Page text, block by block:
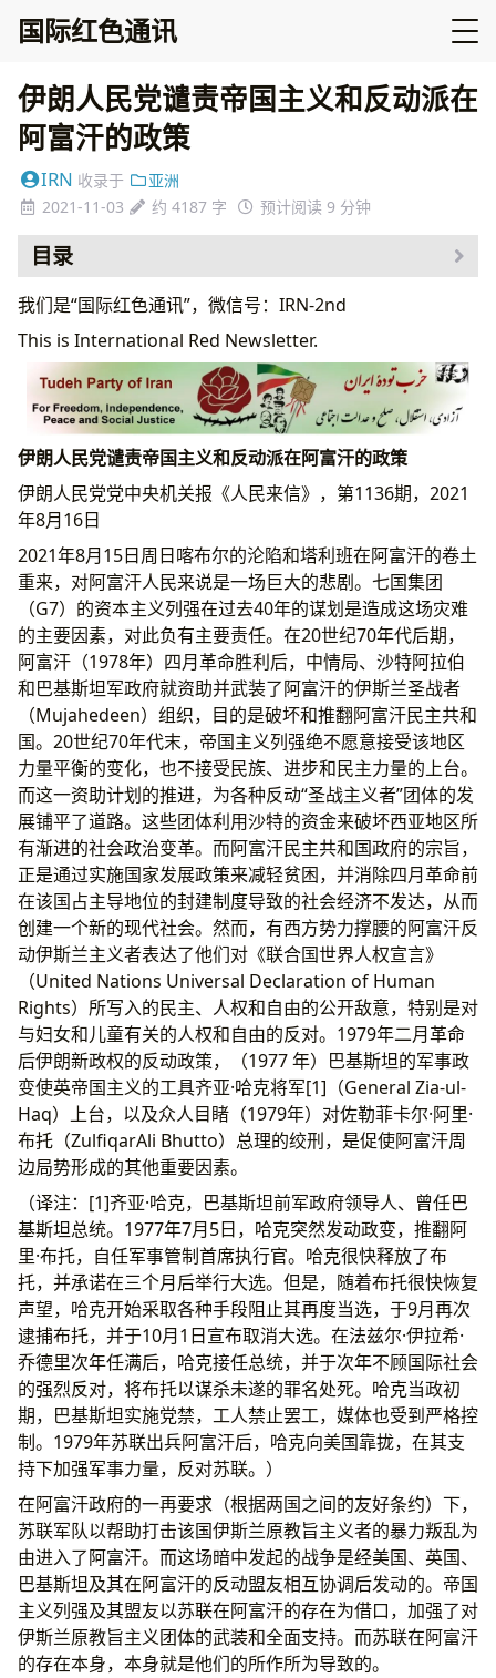
国际红色通讯
伊朗人民党谴责帝国主义和反动派在
阿富汗的政策
IRN 收录于
亚洲
2021-11-03
约 4187 字 预计阅读 9 分钟
目录
我们是“国际红色通讯”，微信号：IRN-2nd
This is International Red Newsletter.
伊朗人民党谴责帝国主义和反动派在阿富汗的政策
伊朗人民党党中央机关报《人民来信》，第1136期，2021
年8月16日
2021年8月15日周日喀布尔的沦陷和塔利班在阿富汗的卷土
重来，对阿富汗人民来说是一场巨大的悲剧。七国集团
（G7）的资本主义列强在过去40年的谋划是造成这场灾难
的主要因素，对此负有主要责任。在20世纪70年代后期，
阿富汗（1978年）四月革命胜利后，中情局、沙特阿拉伯
和巴基斯坦军政府就资助并武装了阿富汗的伊斯兰圣战者
（Mujahedeen）组织，目的是破坏和推翻阿富汗民主共和
国。20世纪70年代末，帝国主义列强绝不愿意接受该地区
力量平衡的变化，也不接受民族、进步和民主力量的上台。
而这一资助计划的推进，为各种反动“圣战主义者”团体的发
展铺平了道路。这些团体利用沙特的资金来破坏西亚地区所
有渐进的社会政治变革。而阿富汗民主共和国政府的宗旨，
正是通过实施国家发展政策来减轻贫困，并消除四月革命前
在该国占主导地位的封建制度导致的社会经济不发达，从而
创建一个新的现代社会。然而，有西方势力撑腰的阿富汗反
动伊斯兰主义者表达了他们对《联合国世界人权宣言》
（United Nations Universal Declaration of Human
Rights）所写入的民主、人权和自由的公开敌意，特别是对
与妇女和儿童有关的人权和自由的反对。1979年二月革命
后伊朗新政权的反动政策，（1977 年）巴基斯坦的军事政
变使英帝国主义的工具齐亚·哈克将军[1]（General Zia-ul-
Haq）上台，以及众人目睹（1979年）对佐勒菲卡尔·阿里·
布托（ZulfiqarAli Bhutto）总理的绞刑，是促使阿富汗周
边局势形成的其他重要因素。
（译注：[1]齐亚·哈克，巴基斯坦前军政府领导人、曾任巴
基斯坦总统。1977年7月5日，哈克突然发动政变，推翻阿
里·布托，自任军事管制首席执行官。哈克很快释放了布
托，并承诺在三个月后举行大选。但是，随着布托很快恢复
声望，哈克开始采取各种手段阻止其再度当选，于9月再次
逮捕布托，并于10月1日宣布取消大选。在法兹尔·伊拉希·
乔德里次年任满后，哈克接任总统，并于次年不顾国际社会
的强烈反对，将布托以谋杀未遂的罪名处死。哈克当政初
期，巴基斯坦实施党禁，工人禁止罢工，媒体也受到严格控
制。1979年苏联出兵阿富汗后，哈克向美国靠拢，在其支
持下加强军事力量，反对苏联。）
在阿富汗政府的一再要求（根据两国之间的友好条约）下，
苏联军队以帮助打击该国伊斯兰原教旨主义者的暴力叛乱为
由进入了阿富汗。而这场暗中发起的战争是经美国、英国、
巴基斯坦及其在阿富汗的反动盟友相互协调后发动的。帝国
主义列强及其盟友以苏联在阿富汗的存在为借口，加强了对
伊斯兰原教旨主义团体的武装和全面支持。而苏联在阿富汗
的存在本身，本身就是他们的所作所为导致的。